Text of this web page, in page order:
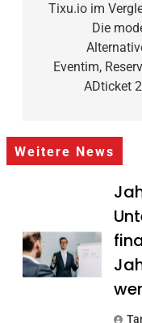
Tixu.io im
Die
Eventim,
ADticket
Weitere News